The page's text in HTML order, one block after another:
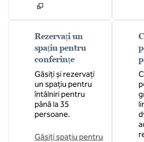
Rezervați un
spațiu pentru
conferințe
Găsiți și rezervați
un spațiu pentru
întâlniri pentru
până la 35
persoane.
Găsiți spațiu pentru